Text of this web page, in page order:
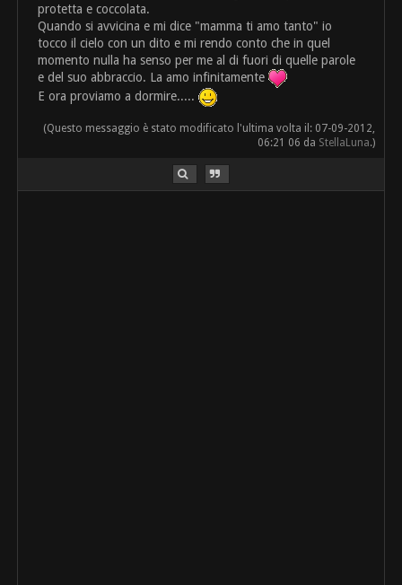
protetta e coccolata.
Quando si avvicina e mi dice "mamma ti amo tanto" io
tocco il cielo con un dito e mi rendo conto che in quel
momento nulla ha senso per me al di fuori di quelle parole
e del suo abbraccio. La amo infinitamente
E ora proviamo a dormire.....
(Questo messaggio è stato modificato l'ultima volta il: 07-09-2012,
06:21 06 da StellaLuna.)